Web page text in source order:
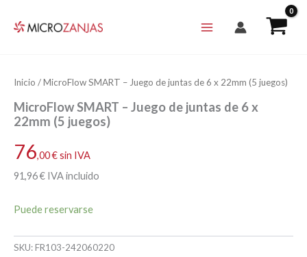
Inicio / MicroFlow SMART – Juego de juntas de 6 x 22mm (5 juegos)
MicroFlow SMART – Juego de juntas de 6 x
22mm (5 juegos)
76,00€sin IVA
91,96€ IVA incluido
Puede reservarse
SKU:FR103-242060220